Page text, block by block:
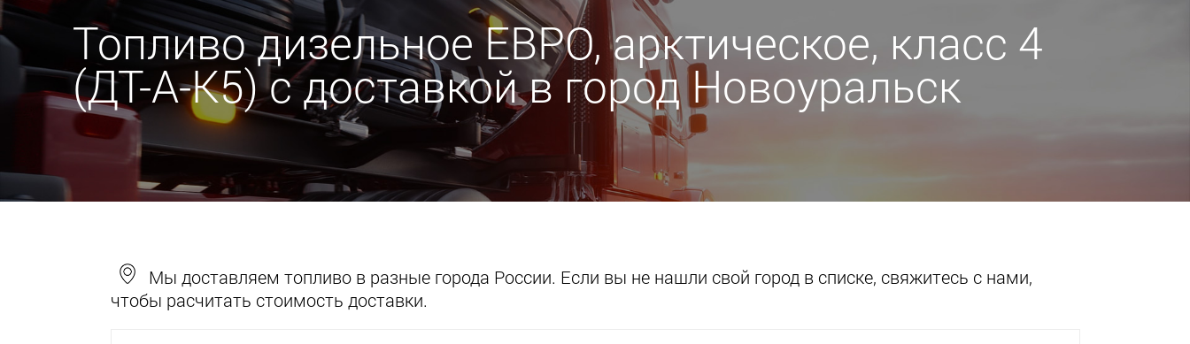
Топливо дизельное ЕВРО, арктическое, класс 4
(ДТ-А-К5) с доставкой в город Новоуральск
Мы доставляем топливо в разные города России. Если вы не нашли свой город в списке, свяжитесь с нами,
чтобы расчитать стоимость доставки.